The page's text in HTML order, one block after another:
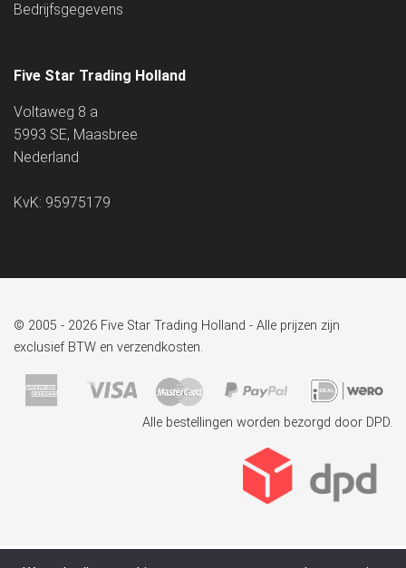
Bedrijfsgegevens
Five Star Trading Holland
Voltaweg 8 a
5993 SE, Maasbree
Nederland
KvK: 95975179
© 2005 - 2026 Five Star Trading Holland - Alle prijzen zijn
exclusief BTW en verzendkosten.
Alle bestellingen worden bezorgd door DPD.